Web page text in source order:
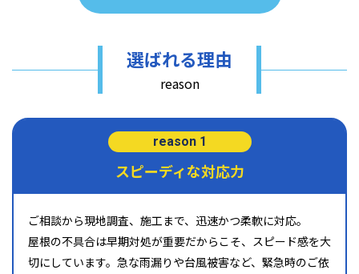
選ばれる理由
reason
reason 1
スピーディな対応力
ご相談から現地調査、施工まで、迅速かつ柔軟に対応。
屋根の不具合は早期対処が重要だからこそ、スピード感を大
切にしています。急な雨漏りや台風被害など、緊急時のご依